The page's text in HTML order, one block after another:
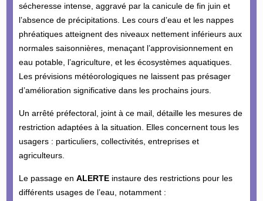
sécheresse intense, aggravé par la canicule de fin juin et
l’absence de précipitations. Les cours d’eau et les nappes
phréatiques atteignent des niveaux nettement inférieurs aux
normales saisonnières, menaçant l’approvisionnement en
eau potable, l’agriculture, et les écosystèmes aquatiques.
Les prévisions météorologiques ne laissent pas présager
d’amélioration significative dans les prochains jours.
Un arrêté préfectoral, joint à ce mail, détaille les mesures de
restriction adaptées à la situation. Elles concernent tous les
usagers : particuliers, collectivités, entreprises et
agriculteurs.
Le passage en ALERTE instaure des restrictions pour les
différents usages de l’eau, notamment :